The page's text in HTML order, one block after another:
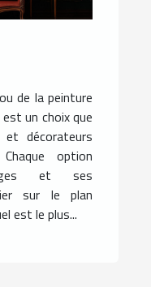
peint
de la peinture
un choix que
et décorateurs
option
et ses
sur le plan
est le plus...